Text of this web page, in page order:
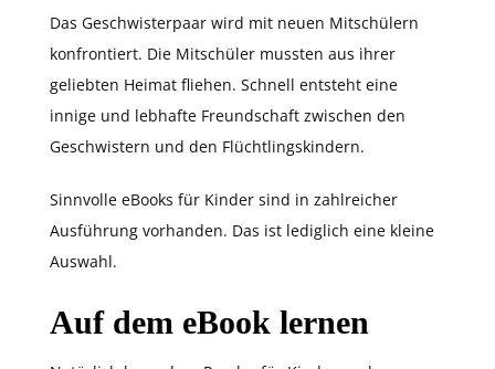
Das Geschwisterpaar wird mit neuen Mitschülern
konfrontiert. Die Mitschüler mussten aus ihrer
geliebten Heimat fliehen. Schnell entsteht eine
innige und lebhafte Freundschaft zwischen den
Geschwistern und den Flüchtlingskindern.
Sinnvolle eBooks für Kinder sind in zahlreicher
Ausführung vorhanden. Das ist lediglich eine kleine
Auswahl.
Auf dem eBook lernen